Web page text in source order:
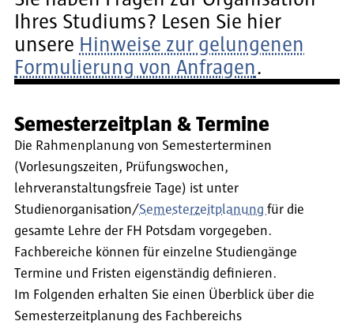
Ihres Studiums? Lesen Sie hier
unsere Hinweise zur gelungenen
Formulierung von Anfragen.
Semesterzeitplan & Termine
Die Rahmenplanung von Semesterterminen
(Vorlesungszeiten, Prüfungswochen,
lehrveranstaltungsfreie Tage) ist unter
Studienorganisation/Semesterzeitplanung für die
gesamte Lehre der FH Potsdam vorgegeben.
Fachbereiche können für einzelne Studiengänge
Termine und Fristen eigenständig definieren.
Im Folgenden erhalten Sie einen Überblick über die
Semesterzeitplanung des Fachbereichs